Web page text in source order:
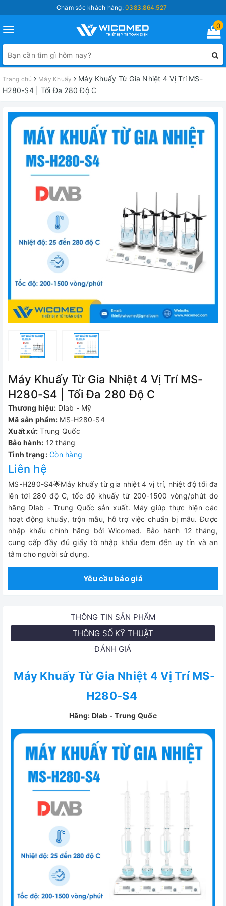
Chăm sóc khách hàng:0383.864.527
Toggle
navigation
0
Trang chủ Máy Khuấy
Máy Khuấy Từ Gia Nhiệt 4 Vị Trí MS-
H280-S4 | Tối Đa 280 Độ C
Máy Khuấy Từ Gia Nhiệt 4 Vị Trí MS-
H280-S4 | Tối Đa 280 Độ C
Thương hiệu: Dlab - Mỹ
Mã sản phẩm: MS-H280-S4
Xuất xứ: Trung Quốc
Bảo hành: 12 tháng
Tình trạng: Còn hàng
Liên hệ
MS-H280-S4🌟Máy khuấy từ gia nhiệt 4 vị trí, nhiệt độ tối đa
lên tới 280 độ C, tốc độ khuấy từ 200-1500 vòng/phút do
hãng Dlab - Trung Quốc sản xuất. Máy giúp thực hiện các
hoạt động khuấy, trộn mẫu, hỗ trợ việc chuẩn bị mẫu. Được
nhập khẩu chính hãng bởi Wicomed. Bảo hành 12 tháng,
cung cấp đầy đủ giấy tờ nhập khẩu đem đến uy tín và an
tâm cho người sử dụng.
Yêu cầu báo giá
THÔNG TIN SẢN PHẨM
THÔNG SỐ KỸ THUẬT
ĐÁNH GIÁ
Máy Khuấy Từ Gia Nhiệt 4 Vị Trí MS-
H280-S4
Hãng: Dlab - Trung Quốc